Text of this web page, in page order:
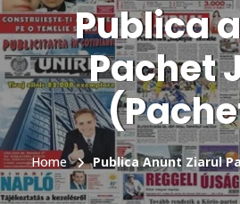
Publica
Pachet
Home Publica Anunt Ziarul